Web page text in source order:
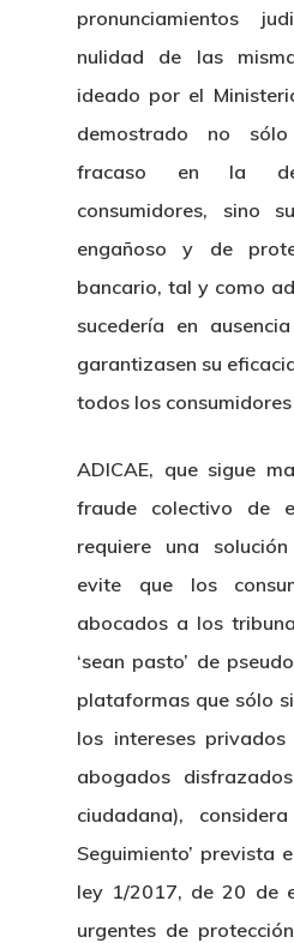
pronunciamientos
nulidad de las
ideado por el
demostrado no
fracaso en la
consumidores, sino
engañoso y de
bancario, tal y como
sucedería en
garantizasen su
todos los
ADICAE, que sigue
fraude colectivo de
requiere una
evite que los
abocados a los
‘sean pasto’ de
plataformas que sólo
los intereses
abogados
ciudadana),
Seguimiento’ prevista
ley 1/2017, de 20 de
urgentes de